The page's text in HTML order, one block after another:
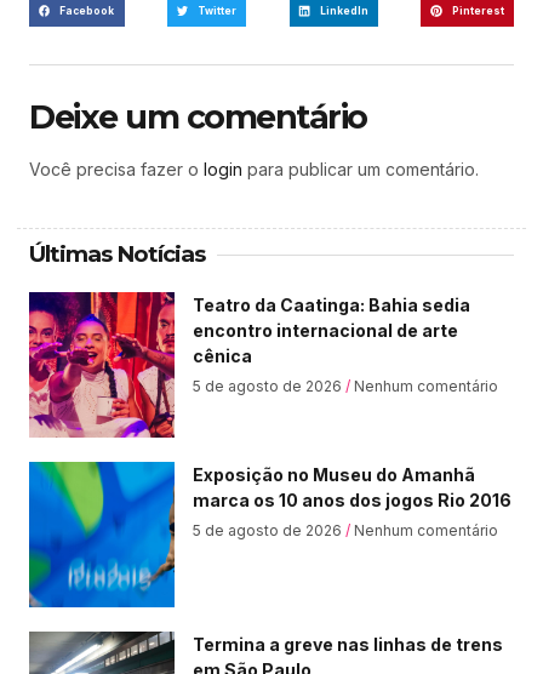
Facebook Twitter LinkedIn Pinterest
Deixe um comentário
Você precisa fazer o login para publicar um comentário.
Últimas Notícias
Teatro da Caatinga: Bahia sedia
encontro internacional de arte
cênica
5 de agosto de 2026 Nenhum comentário
Exposição no Museu do Amanhã
marca os 10 anos dos jogos Rio 2016
5 de agosto de 2026 Nenhum comentário
Termina a greve nas linhas de trens